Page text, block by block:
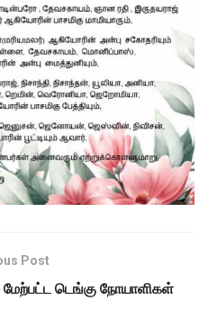
Post
டெங்கு நோயாளிகள்